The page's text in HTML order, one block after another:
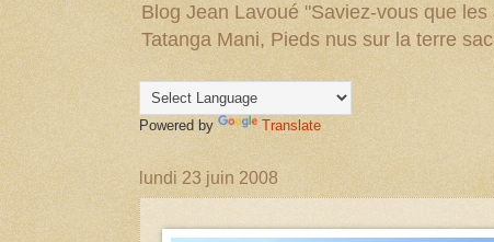
Blog Jean Lavoué "Saviez-vous que
Tatanga Mani, Pieds nus sur la terre
Powered by Translate
lundi 23 juin 2008